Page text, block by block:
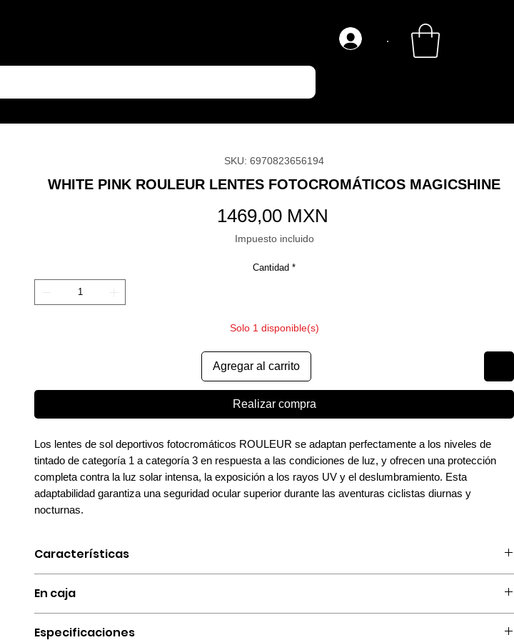
.
SKU: 6970823656194
WHITE PINK ROULEUR LENTES FOTOCROMÁTICOS MAGICSHINE
1469,00 MXN
Impuesto incluido
Cantidad *
Solo 1 disponible(s)
Agregar al carrito
Realizar compra
Los lentes de sol deportivos fotocromáticos ROULEUR se adaptan perfectamente a los niveles de
tintado de categoría 1 a categoría 3 en respuesta a las condiciones de luz, y ofrecen una protección
completa contra la luz solar intensa, la exposición a los rayos UV y el deslumbramiento. Esta
adaptabilidad garantiza una seguridad ocular superior durante las aventuras ciclistas diurnas y
nocturnas.
Características
Cambia sin esfuerzo el tono de las lentes de la categoría 1 a la categoría 3, lo que garantiza una visión
óptima allá donde te lleven tus aventuras.
LENTES GRANDES Y ENVOLVENTES
En caja
1x Estuche rígido.
Especificaciones